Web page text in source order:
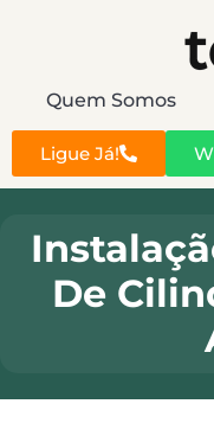
Quem Somos
Ligue Já!
De